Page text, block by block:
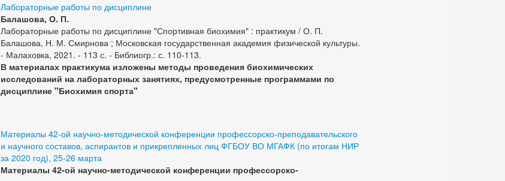
Лабораторные работы по дисциплине
Балашова, О. П.
Лабораторные работы по дисциплине "Спортивная биохимия" : практикум / О. П.
Балашова, Н. М. Смирнова ; Московская государственная академия физической культуры.
- Малаховка, 2021. - 113 с. - Библиогр.: с. 110-113.
В материалах практикума изложены методы проведения биохимических
исследований на лабораторных занятиях, предусмотренные программами по
дисциплине "Биохимия спорта"
Материалы 42-ой научно-методической конференции профессорско-преподавательского
и научного составов, аспирантов и прикрепленных лиц ФГБОУ ВО МГАФК (по итогам НИР
за 2020 год), 25-26 марта
Материалы 42-ой научно-методической конференции профессорско-